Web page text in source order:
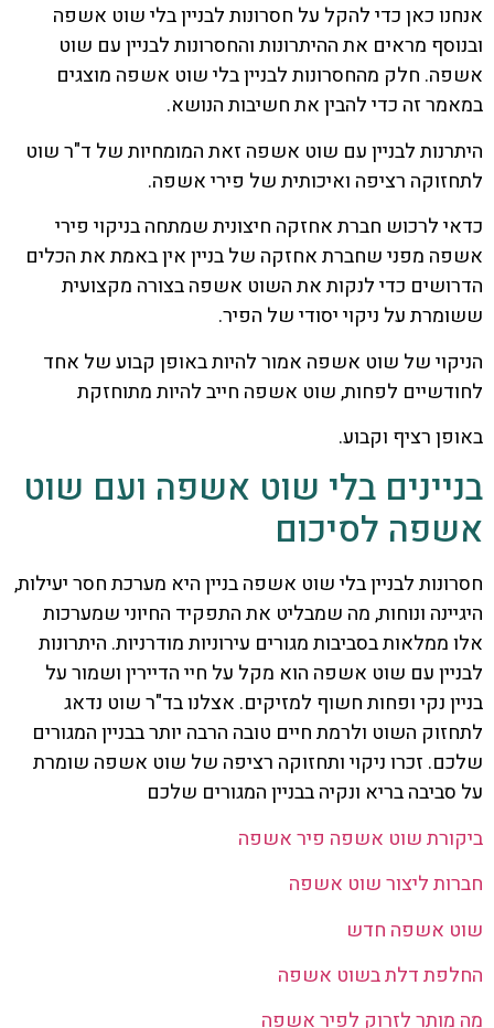
אנחנו כאן כדי להקל על חסרונות לבניין בלי שוט אשפה
ובנוסף מראים את ההיתרונות והחסרונות לבניין עם שוט
אשפה. חלק מהחסרונות לבניין בלי שוט אשפה מוצגים
במאמר זה כדי להבין את חשיבות הנושא.
היתרנות לבניין עם שוט אשפה זאת המומחיות של ד"ר שוט
לתחזוקה רציפה ואיכותית של פירי אשפה.
כדאי לרכוש חברת אחזקה חיצונית שמתחה בניקוי פירי
אשפה מפני שחברת אחזקה של בניין אין באמת את הכלים
הדרושים כדי לנקות את השוט אשפה בצורה מקצועית
ששומרת על ניקוי יסודי של הפיר.
הניקוי של שוט אשפה אמור להיות באופן קבוע של אחד
לחודשיים לפחות, שוט אשפה חייב להיות מתוחזקת
באופן רציף וקבוע.
בניינים בלי שוט אשפה ועם שוט
אשפה לסיכום
חסרונות לבניין בלי שוט אשפה בניין היא מערכת חסר יעילות,
היגיינה ונוחות, מה שמבליט את התפקיד החיוני שמערכות
אלו ממלאות בסביבות מגורים עירוניות מודרניות. היתרונות
לבניין עם שוט אשפה הוא מקל על חיי הדיירין ושמור על
בניין נקי ופחות חשוף למזיקים. אצלנו בד"ר שוט נדאג
לתחזוק השוט ולרמת חיים טובה הרבה יותר בבניין המגורים
שלכם. זכרו ניקוי ותחזוקה רציפה של שוט אשפה שומרת
על סביבה בריא ונקיה בבניין המגורים שלכם
ביקורת שוט אשפה פיר אשפה
חברות ליצור שוט אשפה
שוט אשפה חדש
החלפת דלת בשוט אשפה
מה מותר לזרוק לפיר אשפה